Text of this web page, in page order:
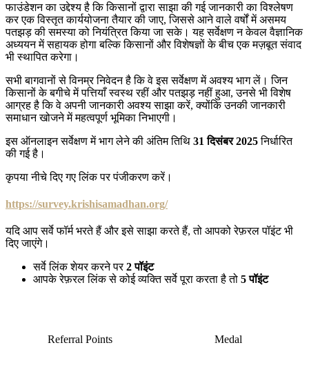
फाउंडेशन का उद्देश्य है कि किसानों द्वारा साझा की गई जानकारी का विश्लेषण
कर एक विस्तृत कार्ययोजना तैयार की जाए, जिससे आने वाले वर्षों में असमय
पतझड़ की समस्या को नियंत्रित किया जा सके। यह सर्वेक्षण न केवल वैज्ञानिक
अध्ययन में सहायक होगा बल्कि किसानों और विशेषज्ञों के बीच एक मज़बूत संवाद
भी स्थापित करेगा।
सभी बागवानों से विनम्र निवेदन है कि वे इस सर्वेक्षण में अवश्य भाग लें। जिन
किसानों के बगीचे में पत्तियाँ स्वस्थ रहीं और पतझड़ नहीं हुआ, उनसे भी विशेष
आग्रह है कि वे अपनी जानकारी अवश्य साझा करें, क्योंकि उनकी जानकारी
समाधान खोजने में महत्वपूर्ण भूमिका निभाएगी।
इस ऑनलाइन सर्वेक्षण में भाग लेने की अंतिम तिथि 31दिसंबर2025निर्धारित
की गई है।
कृपया नीचे दिए गए लिंक पर पंजीकरण करें।
https://survey.krishisamadhan.org/
यदि आप सर्वे फॉर्म भरते हैं और इसे साझा करते हैं, तो आपको रेफ़रल पॉइंट भी
दिए जाएंगे।
सर्वे लिंक शेयर करने पर2पॉइंट
आपके रेफ़रल लिंक से कोई व्यक्ति सर्वे पूरा करता है तो 5पॉइंट
Referral Points Medal